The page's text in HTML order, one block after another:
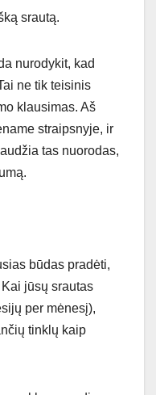
srautą.
nurodykit, kad
ne tik teisinis
klausimas. Aš
straipsnyje, ir
tas nuorodas,
būdas pradėti,
jūsų srautas
per mėnesį),
tinklų kaip